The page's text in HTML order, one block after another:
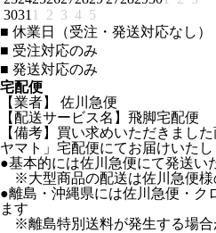
3031 1 2 3 4 5
■ 休業日（受注・発送対応なし）
■ 受注対応のみ
■ 発送対応のみ
宅配便
【業者】 佐川急便
【配送サービス名】飛脚宅配便
【備考】買い求めいただきまし
ヤマト」宅配便にてお届けいたし
●基本的には佐川急便にて発送い
※大型商品の配送は佐川急便様
●離島・沖縄県には佐川急便・ク
ます
※離島特別送料が発生する場合